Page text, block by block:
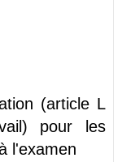
(article L
pour les
l'examen